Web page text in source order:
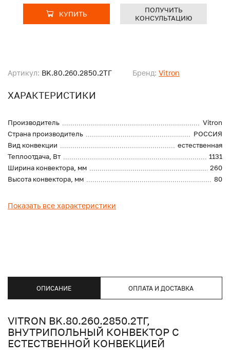
Артикул: BK.80.260.2850.2ТГ Бренд: Vitron
ХАРАКТЕРИСТИКИ
Производитель
Vitron
Страна производитель
РОССИЯ
Вид конвекции
естественная
Теплоотдача, Вт
1131
Ширина конвектора, мм
260
Высота конвектора, мм
80
Показать все характеристики
КУПИТЬ
ПОЛУЧИТЬ
КОНСУЛЬТАЦИЮ
ОПИСАНИЕ ОПЛАТА И ДОСТАВКА
VITRON BK.80.260.2850.2ТГ,
ВНУТРИПОЛЬНЫЙ КОНВЕКТОР С
ЕСТЕСТВЕННОЙ КОНВЕКЦИЕЙ